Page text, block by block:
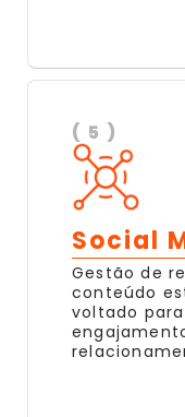
( 5 )
Social
Gestão de
conteúdo
voltado